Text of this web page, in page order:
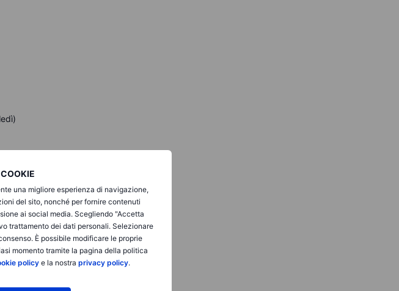
una migliore esperienza di navigazione,
del sito, nonché per fornire contenuti
ai social media. Scegliendo "Accetta
trattamento dei dati personali. Selezionare
È possibile modificare le proprie
momento tramite la pagina della politica
policye la nostra privacy policy.
Foods
lo 0,4% e il Nasdaq